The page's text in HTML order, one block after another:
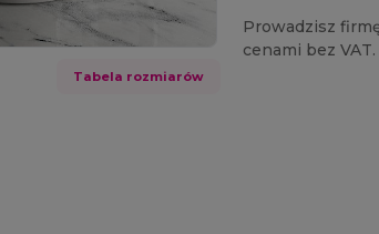
Tabela rozmiarów
Prowadzisz
cenami bez VAT.